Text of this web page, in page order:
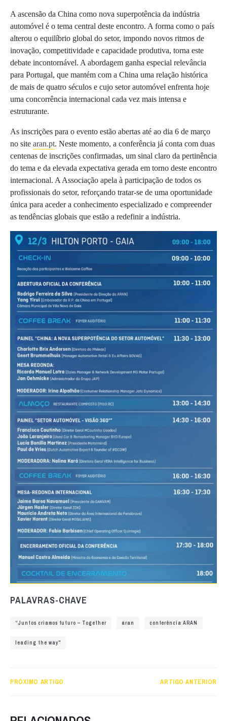
A ascensão da China como nova superpotência da indústria
automóvel é o tema central deste encontro. A forma como o país
alterou o equilíbrio global do setor, impondo novos ritmos de
inovação, competitividade e capacidade produtiva, torna este
debate incontornável. A abordagem ganha especial relevância
para Portugal, que mantém com a China uma relação histórica
de mais de quatro séculos e cujo setor automóvel enfrenta hoje
uma concorrência internacional cada vez mais intensa e
estruturante.
As inscrições para o evento estão abertas até ao dia 6 de março
no site aran.pt. Neste momento, a conferência já conta com duas
centenas de inscrições confirmadas, um sinal claro da pertinência
do tema e da elevada expectativa gerada em torno deste encontro
internacional. A Associação apela à participação de todos os
profissionais do setor, reforçando tratar‑se de uma oportunidade
única para aceder a conhecimento especializado e compreender
as tendências globais que estão a redefinir a indústria.
PALAVRAS-CHAVE
“Juntos criamos futuro – Together aran conferência ARAN
leading the way"
PRÓXIMO ARTIGO ARTIGO ANTERIOR